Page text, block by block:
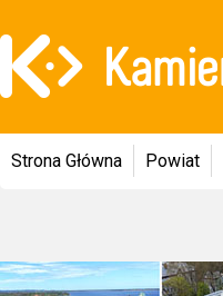
Strona Główna Powiat